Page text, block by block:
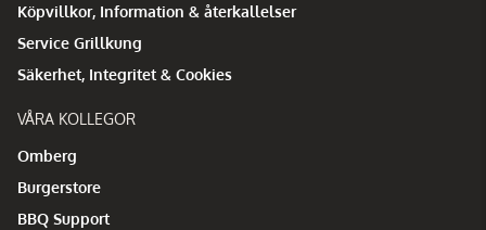
Köpvillkor, Information & återkallelser
Service Grillkung
Säkerhet, Integritet & Cookies
VÅRA KOLLEGOR
Omberg
Burgerstore
BBQ Support